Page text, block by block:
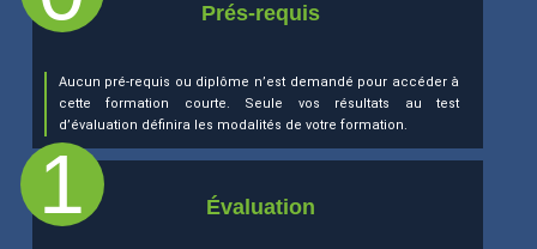
Prés-requis
Aucun pré-requis ou diplôme n’est demandé pour accéder à
cette formation courte. Seule vos résultats au test
d’évaluation définira les modalités de votre formation.
Évaluation